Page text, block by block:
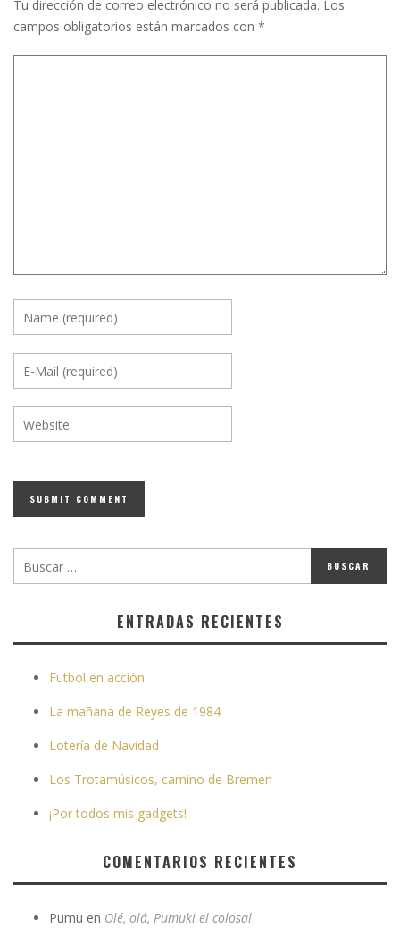
Tu dirección de correo electrónico no será publicada. Los
campos obligatorios están marcados con *
ENTRADAS RECIENTES
Futbol en acción
La mañana de Reyes de 1984
Lotería de Navidad
Los Trotamúsicos, camino de Bremen
¡Por todos mis gadgets!
COMENTARIOS RECIENTES
Pumu en Olé, olá, Pumuki el colosal